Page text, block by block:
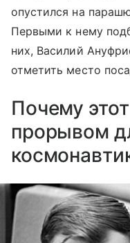
опустился на
Первыми к нему
них, Василий
отметить место
Почему
прорывом